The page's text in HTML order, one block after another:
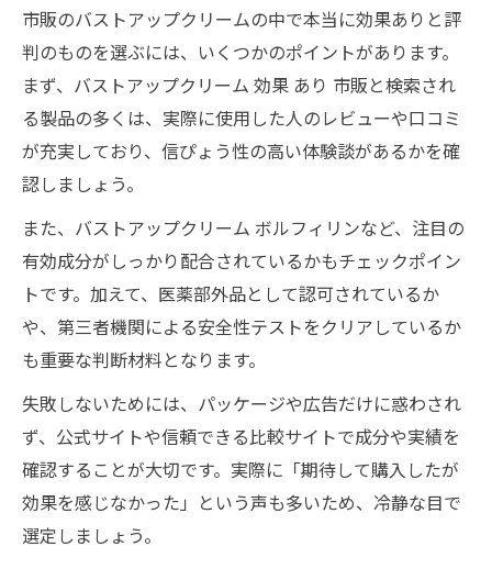
市販のバストアップクリームの中で本当に効果ありと評
判のものを選ぶには、いくつかのポイントがあります。
まず、バストアップクリーム 効果 あり 市販と検索され
る製品の多くは、実際に使用した人のレビューや口コミ
が充実しており、信ぴょう性の高い体験談があるかを確
認しましょう。
また、バストアップクリーム ボルフィリンなど、注目の
有効成分がしっかり配合されているかもチェックポイン
トです。加えて、医薬部外品として認可されているか
や、第三者機関による安全性テストをクリアしているか
も重要な判断材料となります。
失敗しないためには、パッケージや広告だけに惑わされ
ず、公式サイトや信頼できる比較サイトで成分や実績を
確認することが大切です。実際に「期待して購入したが
効果を感じなかった」という声も多いため、冷静な目で
選定しましょう。